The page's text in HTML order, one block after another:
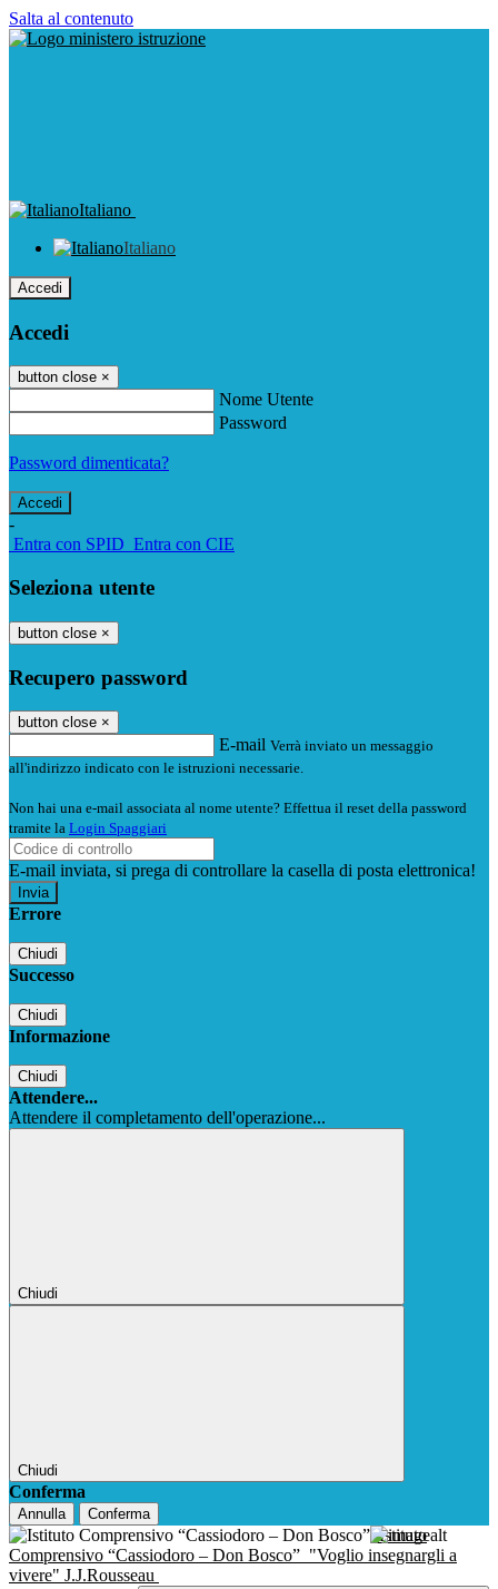
Salta al contenuto
Italiano
Italiano
Accedi
Accedi
button close ×
Nome Utente
Password
Password dimenticata?
-
Entra con SPID Entra con CIE
Seleziona utente
button close ×
Recupero password
button close ×
E-mail Verrà inviato un messaggio
all'indirizzo indicato con le istruzioni necessarie.
Non hai una e-mail associata al nome utente? Effettua il reset della password
tramite la Login Spaggiari
E-mail inviata, si prega di controllare la casella di posta elettronica!
Errore
Chiudi
Successo
Chiudi
Informazione
Chiudi
Attendere...
Attendere il completamento dell'operazione...
Chiudi
Chiudi
Conferma
Annulla Conferma
Istituto
Comprensivo “Cassiodoro – Don Bosco” "Voglio insegnargli a
vivere" J.J.Rousseau